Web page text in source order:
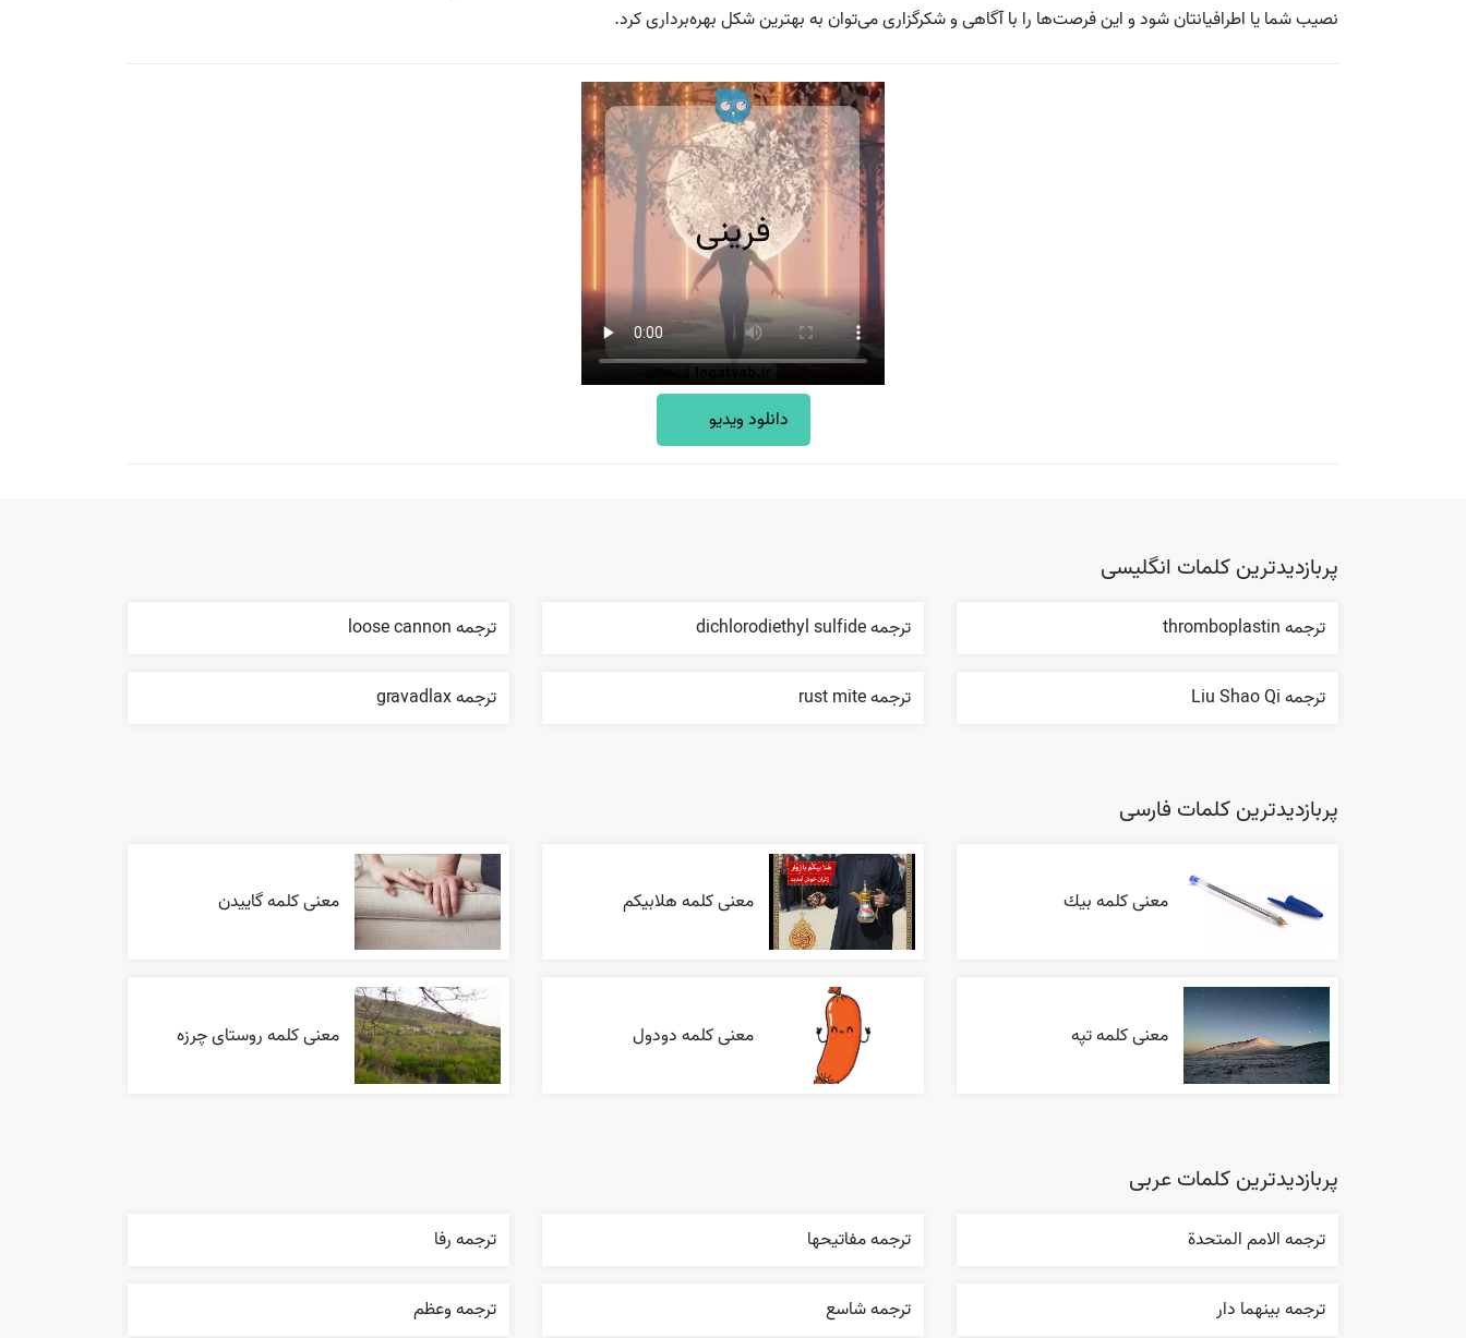
نصیب شما یا اطرافیانتان شود و این فرصت‌ها را با آگاهی و شکرگزاری می‌توان به بهترین شکل بهره‌برداری کرد.
دانلود ویدیو
پربازدیدترین کلمات انگلیسی
ترجمه thromboplastin ترجمه dichlorodiethyl sulfide ترجمه loose cannon
ترجمه Liu Shao Qi ترجمه rust mite ترجمه gravadlax
پربازدیدترین کلمات فارسی
معنی کلمه بيك معنی کلمه هلابیکم معنی کلمه گاییدن
معنی کلمه تپه معنی کلمه دودول معنی کلمه روستای چرزه
پربازدیدترین کلمات عربی
ترجمه الامم المتحدة ترجمه مفاتيحها ترجمه رفا
ترجمه بينهما دار ترجمه شاسع ترجمه وعظم